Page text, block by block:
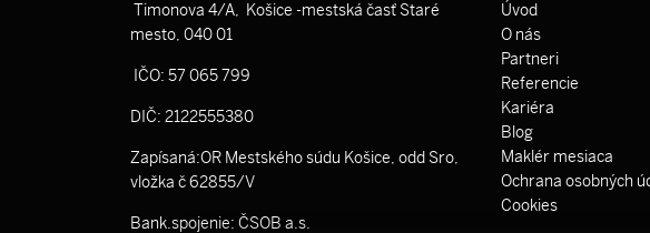
Timonova 4/A, Košice -mestská časť Staré
mesto, 040 01
IČO: 57 065 799
DIČ: 2122555380
Zapísaná:OR Mestského súdu Košice, odd Sro,
vložka č 62855/V
Bank.spojenie: ČSOB a.s.
Úvod
O nás
Partneri
Referencie
Kariéra
Blog
Maklér mesiaca
Ochrana osobných
Cookies